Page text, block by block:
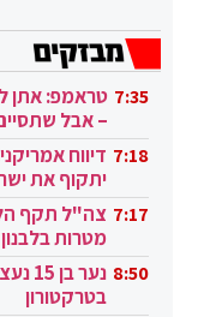
7:35 טראמפ: אתן
– אבל
בעזה 7:18 דיווח
יתקוף את
בקטאר" 7:17 צה"ל תקף
מטרות בלבנון
8:50
נער
בטרקטורון